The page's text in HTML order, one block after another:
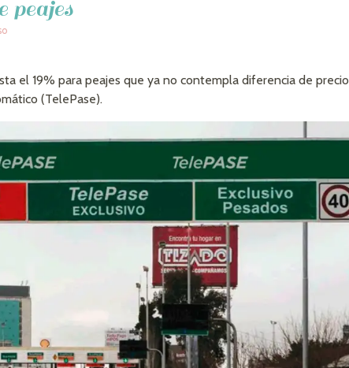
peajes
el 19% para peajes que ya no contempla diferencia de precio
(TelePase).